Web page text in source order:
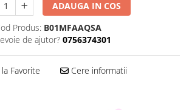
accesorii
ADAUGA IN COS
Produs: B01MFAAQSA
de ajutor? 0756374301
Favorite Cere informatii